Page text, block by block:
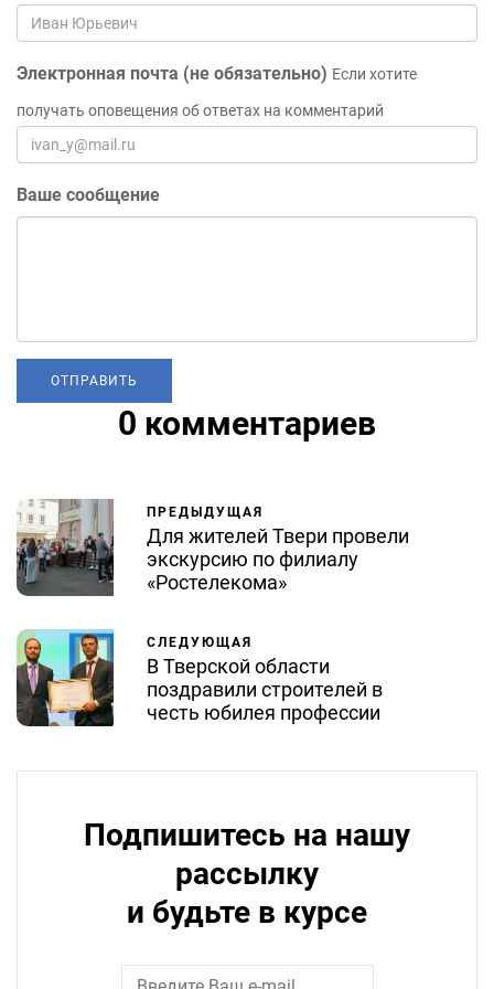
Электронная почта (не обязательно) Если хотите
получать оповещения об ответах на комментарий
Ваше сообщение
0 комментариев
ПРЕДЫДУЩАЯ
Для жителей Твери провели
экскурсию по филиалу
«Ростелекома»
СЛЕДУЮЩАЯ
В Тверской области
поздравили строителей в
честь юбилея профессии
Подпишитесь на нашу
рассылку
и будьте в курсе